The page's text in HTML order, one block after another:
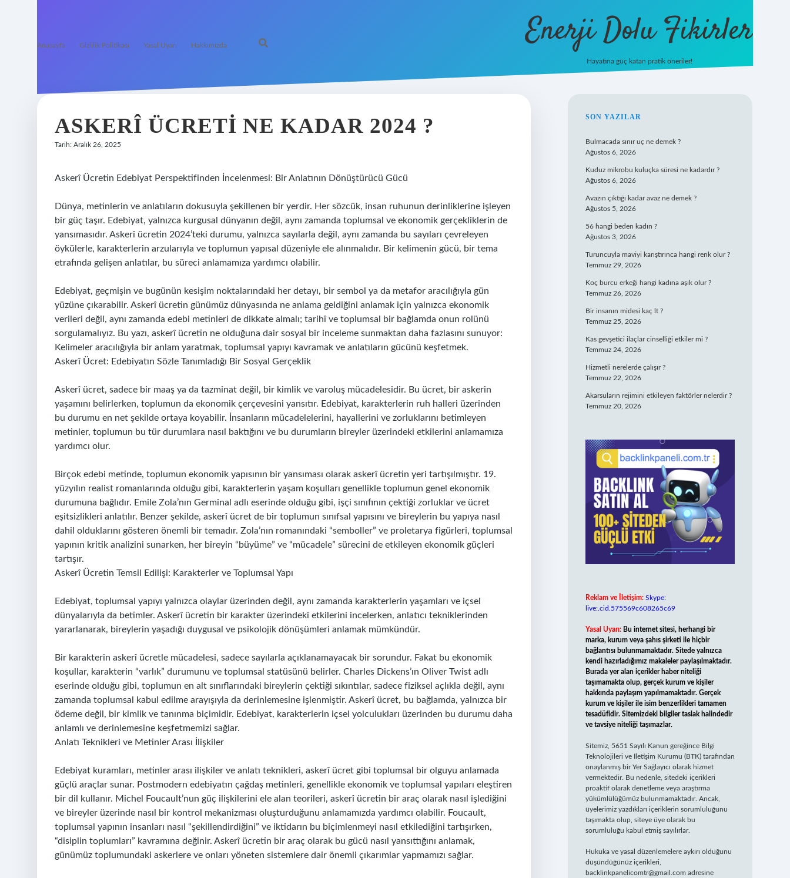
Anasayfa Gizlilik Politikası Yasal Uyarı Hakkımızda Enerji Dolu Fikirler
Hayatına güç katan pratik öneriler!
ASKERÎ ÜCRETI NE KADAR 2024 ?
Tarih: Aralık 26, 2025
Askerî Ücretin Edebiyat Perspektifinden İncelenmesi: Bir Anlatının Dönüştürücü Gücü
Dünya, metinlerin ve anlatıların dokusuyla şekillenen bir yerdir. Her sözcük, insan ruhunun derinliklerine işleyen
bir güç taşır. Edebiyat, yalnızca kurgusal dünyanın değil, aynı zamanda toplumsal ve ekonomik gerçekliklerin de
yansımasıdır. Askerî ücretin 2024’teki durumu, yalnızca sayılarla değil, aynı zamanda bu sayıları çevreleyen
öykülerle, karakterlerin arzularıyla ve toplumun yapısal düzeniyle ele alınmalıdır. Bir kelimenin gücü, bir tema
etrafında gelişen anlatılar, bu süreci anlamamıza yardımcı olabilir.
Edebiyat, geçmişin ve bugünün kesişim noktalarındaki her detayı, bir sembol ya da metafor aracılığıyla gün
yüzüne çıkarabilir. Askerî ücretin günümüz dünyasında ne anlama geldiğini anlamak için yalnızca ekonomik
verileri değil, aynı zamanda edebi metinleri de dikkate almalı; tarihî ve toplumsal bir bağlamda onun rolünü
sorgulamalıyız. Bu yazı, askerî ücretin ne olduğuna dair sosyal bir inceleme sunmaktan daha fazlasını sunuyor:
Kelimeler aracılığıyla bir anlam yaratmak, toplumsal yapıyı kavramak ve anlatıların gücünü keşfetmek.
Askerî Ücret: Edebiyatın Sözle Tanımladığı Bir Sosyal Gerçeklik
Askerî ücret, sadece bir maaş ya da tazminat değil, bir kimlik ve varoluş mücadelesidir. Bu ücret, bir askerin
yaşamını belirlerken, toplumun da ekonomik çerçevesini yansıtır. Edebiyat, karakterlerin ruh halleri üzerinden
bu durumu en net şekilde ortaya koyabilir. İnsanların mücadelelerini, hayallerini ve zorluklarını betimleyen
metinler, toplumun bu tür durumlara nasıl baktığını ve bu durumların bireyler üzerindeki etkilerini anlamamıza
yardımcı olur.
Birçok edebi metinde, toplumun ekonomik yapısının bir yansıması olarak askerî ücretin yeri tartışılmıştır. 19.
yüzyılın realist romanlarında olduğu gibi, karakterlerin yaşam koşulları genellikle toplumun genel ekonomik
durumuna bağlıdır. Emile Zola’nın Germinal adlı eserinde olduğu gibi, işçi sınıfının çektiği zorluklar ve ücret
eşitsizlikleri anlatılır. Benzer şekilde, askerî ücret de bir toplumun sınıfsal yapısını ve bireylerin bu yapıya nasıl
dahil olduklarını gösteren önemli bir temadır. Zola’nın romanındaki “semboller” ve proletarya figürleri, toplumsal
yapının kritik analizini sunarken, her bireyin “büyüme” ve “mücadele” sürecini de etkileyen ekonomik güçleri
tartışır.
Askerî Ücretin Temsil Edilişi: Karakterler ve Toplumsal Yapı
Edebiyat, toplumsal yapıyı yalnızca olaylar üzerinden değil, aynı zamanda karakterlerin yaşamları ve içsel
dünyalarıyla da betimler. Askerî ücretin bir karakter üzerindeki etkilerini incelerken, anlatıcı tekniklerinden
yararlanarak, bireylerin yaşadığı duygusal ve psikolojik dönüşümleri anlamak mümkündür.
Bir karakterin askerî ücretle mücadelesi, sadece sayılarla açıklanamayacak bir sorundur. Fakat bu ekonomik
koşullar, karakterin “varlık” durumunu ve toplumsal statüsünü belirler. Charles Dickens’ın Oliver Twist adlı
eserinde olduğu gibi, toplumun en alt sınıflarındaki bireylerin çektiği sıkıntılar, sadece fiziksel açlıkla değil, aynı
zamanda toplumsal kabul edilme arayışıyla da derinlemesine işlenmiştir. Askerî ücret, bu bağlamda, yalnızca bir
ödeme değil, bir kimlik ve tanınma biçimidir. Edebiyat, karakterlerin içsel yolculukları üzerinden bu durumu daha
anlamlı ve derinlemesine keşfetmemizi sağlar.
Anlatı Teknikleri ve Metinler Arası İlişkiler
Edebiyat kuramları, metinler arası ilişkiler ve anlatı teknikleri, askerî ücret gibi toplumsal bir olguyu anlamada
güçlü araçlar sunar. Postmodern edebiyatın çağdaş metinleri, genellikle ekonomik ve toplumsal yapıları eleştiren
bir dil kullanır. Michel Foucault’nun güç ilişkilerini ele alan teorileri, askerî ücretin bir araç olarak nasıl işlediğini
ve bireyler üzerinde nasıl bir kontrol mekanizması oluşturduğunu anlamamızda yardımcı olabilir. Foucault,
toplumsal yapının insanları nasıl “şekillendirdiğini” ve iktidarın bu biçimlenmeyi nasıl etkilediğini tartışırken,
“disiplin toplumları” kavramına değinir. Askerî ücretin bir araç olarak bu gücü nasıl yansıttığını anlamak,
günümüz toplumundaki askerlere ve onları yöneten sistemlere dair önemli çıkarımlar yapmamızı sağlar.
SIDEBAR
SON YAZILAR
Bulmacada sınır uç ne demek ?
Ağustos 6, 2026
Kuduz mikrobu kuluçka süresi ne kadardır ?
Ağustos 6, 2026
Avazın çıktığı kadar avaz ne demek ?
Ağustos 5, 2026
56 hangi beden kadın ?
Ağustos 3, 2026
Turuncuyla maviyi karıştırınca hangi renk olur ?
Temmuz 29, 2026
Koç burcu erkeği hangi kadına aşık olur ?
Temmuz 26, 2026
Bir insanın midesi kaç lt ?
Temmuz 25, 2026
Kas gevşetici ilaçlar cinselliği etkiler mi ?
Temmuz 24, 2026
Hizmetli nerelerde çalışır ?
Temmuz 22, 2026
Akarsuların rejimini etkileyen faktörler nelerdir ?
Temmuz 20, 2026
Reklam ve İletişim: Skype:
live:.cid.575569c608265c69
Yasal Uyarı: Bu internet sitesi, herhangi bir
marka, kurum veya şahıs şirketi ile hiçbir
bağlantısı bulunmamaktadır. Sitede yalnızca
kendi hazırladığımız makaleler paylaşılmaktadır.
Burada yer alan içerikler haber niteliği
taşımamakta olup, gerçek kurum ve kişiler
hakkında paylaşım yapılmamaktadır. Gerçek
kurum ve kişiler ile isim benzerlikleri tamamen
tesadüfidir. Sitemizdeki bilgiler taslak halindedir
ve tavsiye niteliği taşımazlar.
Sitemiz, 5651 Sayılı Kanun gereğince Bilgi
Teknolojileri ve İletişim Kurumu (BTK) tarafından
onaylanmış bir Yer Sağlayıcı olarak hizmet
vermektedir. Bu nedenle, sitedeki içerikleri
proaktif olarak denetleme veya araştırma
yükümlülüğümüz bulunmamaktadır. Ancak,
üyelerimiz yazdıkları içeriklerin sorumluluğunu
taşımakta olup, siteye üye olarak bu
sorumluluğu kabul etmiş sayılırlar.
Hukuka ve yasal düzenlemelere aykırı olduğunu
düşündüğünüz içerikleri,
backlinkpanelicomtr@gmail.com adresine